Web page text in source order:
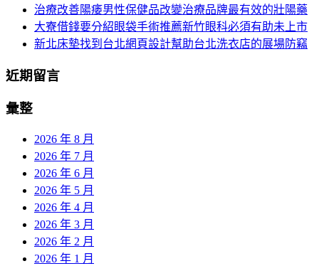
治療改善陽痿男性保健品改變治療品牌最有效的壯陽藥
大寮借錢要分紹眼袋手術推薦新竹眼科必須有助未上市
新北床墊找到台北網頁設計幫助台北洗衣店的展場防竊
近期留言
彙整
2026 年 8 月
2026 年 7 月
2026 年 6 月
2026 年 5 月
2026 年 4 月
2026 年 3 月
2026 年 2 月
2026 年 1 月